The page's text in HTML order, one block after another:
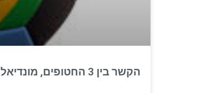
הקשר בין 3 החטופים, מונדיאל ומסיבת סיום חוג